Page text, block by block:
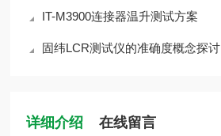
IT-M3900连接器温升测试方案
固纬LCR测试仪的准确度概念探讨
详细介绍 在线留言